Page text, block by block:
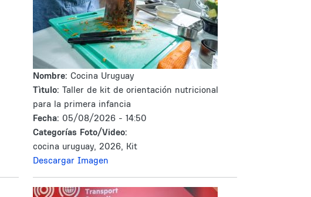
Nombre: Cocina Uruguay
Tìtulo: Taller de kit de orientación nutricional
para la primera infancia
Fecha: 05/08/2026 - 14:50
Categorías Foto/Video:
cocina uruguay, 2026, Kit
Descargar Imagen